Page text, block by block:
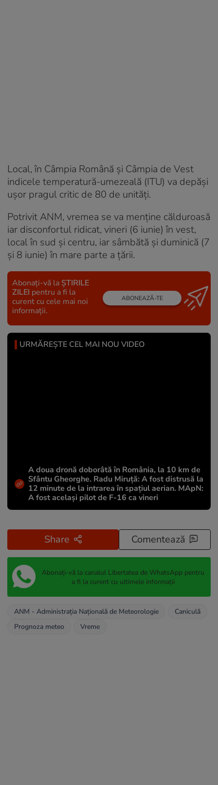
Local, în Câmpia Română și Câmpia de Vest
indicele temperatură-umezeală (ITU) va depăși
ușor pragul critic de 80 de unități.
Potrivit ANM, vremea se va menține călduroasă
iar disconfortul ridicat, vineri (6 iunie) în vest,
local în sud și centru, iar sâmbătă și duminică (7
și 8 iunie) în mare parte a țării.
Abonați-vă la ȘTIRILE
ZILEI pentru a fi la
curent cu cele mai noi
informații.
ABONEAZĂ-TE
URMĂREȘTE CEL MAI NOU VIDEO
A doua dronă doborâtă în România, la 10 km de
Sfântu Gheorghe. Radu Miruță: A fost distrusă la
12 minute de la intrarea în spațiul aerian. MApN:
A fost același pilot de F-16 ca vineri
Share Comentează
Abonați-vă la canalul Libertatea de WhatsApp pentru
a fi la curent cu ultimele informații
ANM - Administraţia Naţională de Meteorologie
Caniculă
Prognoza meteo
Vreme